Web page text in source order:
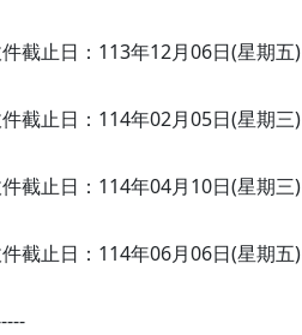
截止日：113年12月06日(星期五)
截止日：114年02月05日(星期三)
截止日：114年04月10日(星期三)
截止日：114年06月06日(星期五)